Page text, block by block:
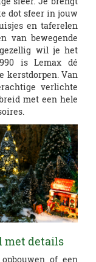
dot sfeer in jouw
en taferelen
van bewegende
wil je het
is Lemax dé
kerstdorpen. Van
verlichte
met een hele
met details
of een